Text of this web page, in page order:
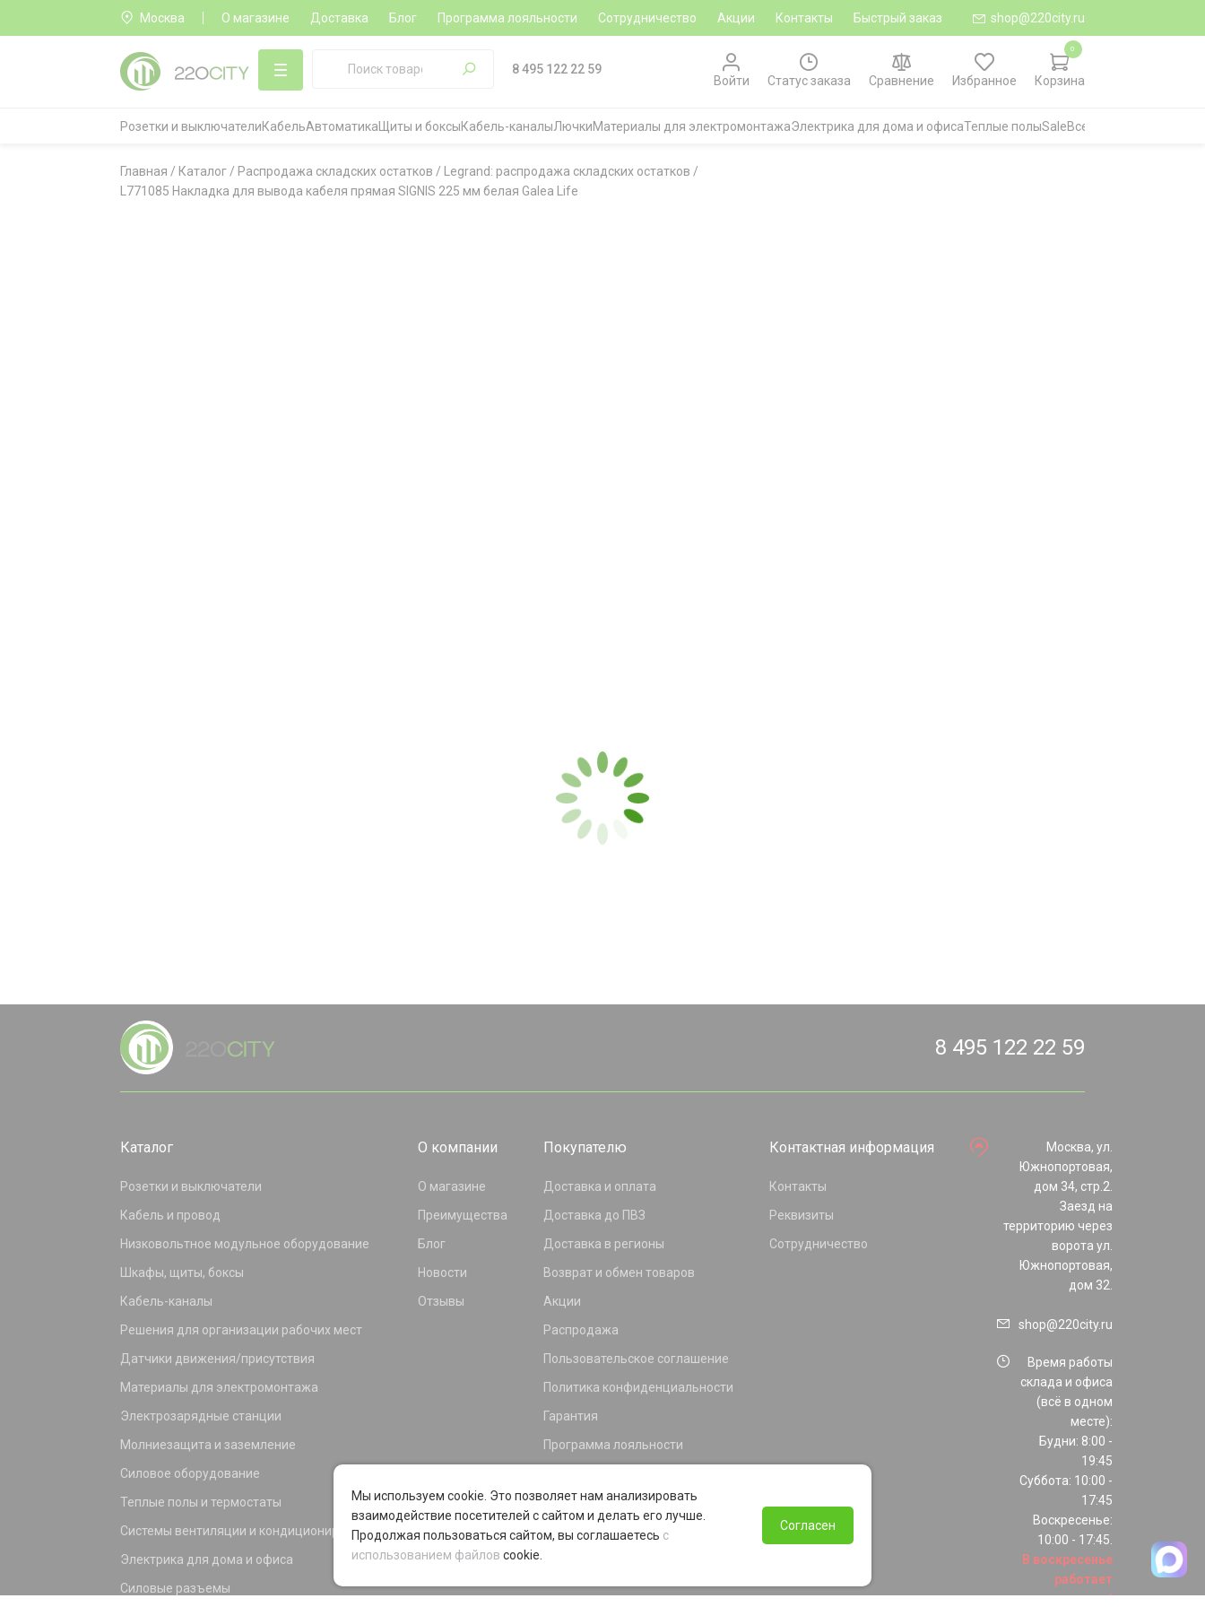
Москва О магазине Доставка Блог Программа лояльности Сотрудничество Акции Контакты Быстрый заказ shop@220city.ru
8 495 122 22 59
Войти
Статус заказа Сравнение Избранное Корзина
0
Розетки и выключателиКабельАвтоматика Щиты и боксыКабель-каналыЛючкиМатериалы для электромонтажаЭлектрика для дома и офисаТеплые полыSaleВсе категории
Главная / Каталог / Распродажа складских остатков / Legrand: распродажа складских остатков /
L771085 Накладка для вывода кабеля прямая SIGNIS 225 мм белая Galea Life
8 495 122 22 59
Каталог
Розетки и выключатели
Кабель и провод
Низковольтное модульное оборудование
Шкафы, щиты, боксы
Кабель-каналы
Решения для организации рабочих мест
Датчики движения/присутствия
Материалы для электромонтажа
Электрозарядные станции
Молниезащита и заземление
Силовое оборудование
Теплые полы и термостаты
Системы вентиляции и кондиционирования
Электрика для дома и офиса
Силовые разъемы
О компании
О магазине
Преимущества
Блог
Новости
Отзывы
Покупателю
Доставка и оплата
Доставка до ПВЗ
Доставка в регионы
Возврат и обмен товаров
Акции
Распродажа
Пользовательское соглашение
Политика конфиденциальности
Гарантия
Программа лояльности
Контактная информация
Контакты
Реквизиты
Сотрудничество
Москва, ул.
Южнопортовая,
дом 34, стр.2.
Заезд на
территорию через
ворота ул.
Южнопортовая,
дом 32.
shop@220city.ru
Время работы
склада и офиса
(всё в одном
месте):
Будни: 8:00 -
19:45
Суббота: 10:00 -
17:45
Воскресенье:
10:00 - 17:45.
В воскресенье
работает
только шоурум!
Мы используем cookie. Это позволяет нам анализировать
взаимодействие посетителей с сайтом и делать его лучше.
Продолжая пользоваться сайтом, вы соглашаетесь с
использованием файлов cookie.
Согласен